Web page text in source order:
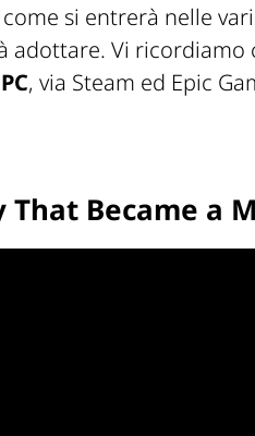
si entrerà nelle
Vi ricordiamo
, via Steam ed Epic
That Became a